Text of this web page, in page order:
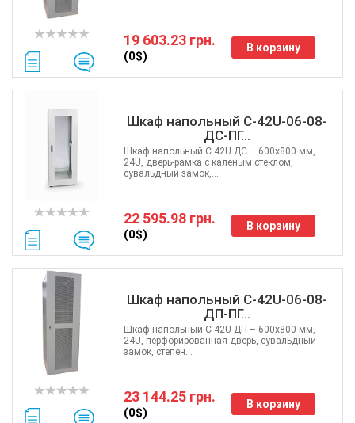
19 603.23 грн.
(0$)
В корзину
Шкаф напольный С-42U-06-08-
ДС-ПГ...
22 595.98 грн.
(0$)
В корзину
Шкаф напольный C 42U ДС – 600x800 мм,
24U, дверь-рамка с каленым стеклом,
сувальдный замок,...
Шкаф напольный С-42U-06-08-
ДП-ПГ...
23 144.25 грн.
(0$)
В корзину
Шкаф напольный C 42U ДП – 600x800 мм,
24U, перфорированная дверь, сувальдный
замок, степен...